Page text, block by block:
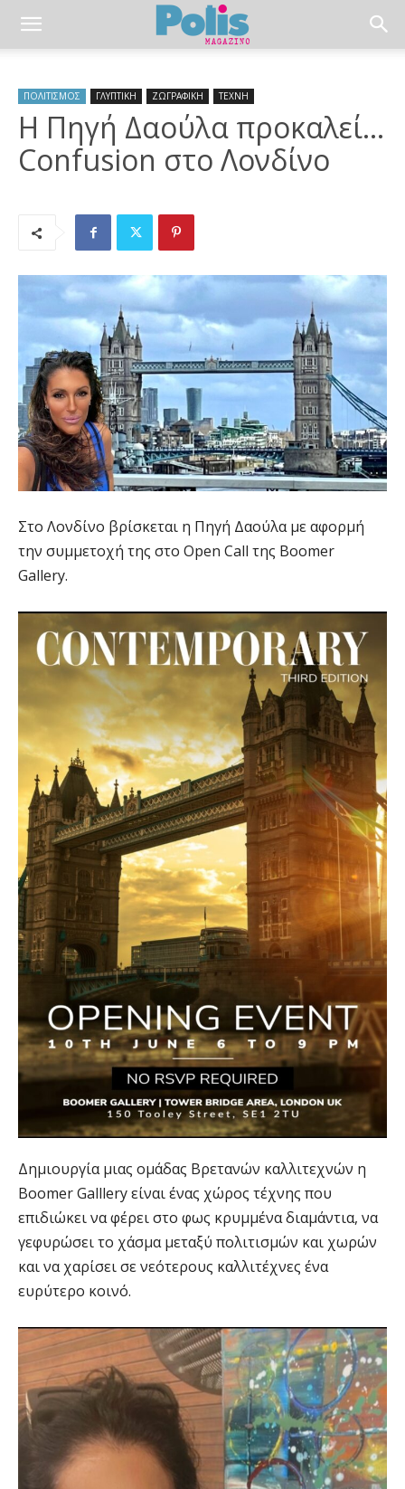
ΠΟΛΙΤΙΣΜΟΣ ΓΛΥΠΤΙΚΗ ΖΩΓΡΑΦΙΚΗ ΤΕΧΝΗ
Η Πηγή Δαούλα προκαλεί…
Confusion στο Λονδίνο
Στο Λονδίνο βρίσκεται η Πηγή Δαούλα με αφορμή
την συμμετοχή της στο Open Call της Boomer
Gallery.
Δημιουργία μιας ομάδας Βρετανών καλλιτεχνών η
Boomer Galllery είναι ένας χώρος τέχνης που
επιδιώκει να φέρει στο φως κρυμμένα διαμάντια, να
γεφυρώσει το χάσμα μεταξύ πολιτισμών και χωρών
και να χαρίσει σε νεότερους καλλιτέχνες ένα
ευρύτερο κοινό.